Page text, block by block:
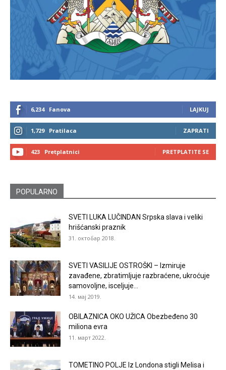
6,234 Fanova LAJKUJ
1,729 Pratilaca ZAPRATI
423 Pretplatnici PRETPLATITE SE
POPULARNO
SVETI LUKA LUČINDAN Srpska slava i veliki
hrišćanski praznik
31. октобар 2018.
SVETI VASILIJE OSTROŠKI – Izmiruje
zavađene, zbratimljuje razbraćene, ukroćuje
samovoljne, isceljuje...
14. мај 2019.
OBILAZNICA OKO UŽICA Obezbeđeno 30
miliona evra
11. март 2022.
TOMETINO POLJE Iz Londona stigli Melisa i